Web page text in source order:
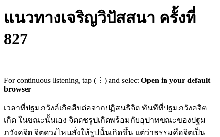
แนวทางเจริญวิปัสสนา ครั้งที่
827
For continuous listening, tap (⋮) and select Open in your default
browser
เวลาที่ปฐมภวังค์เกิดสืบต่อจากปฏิสนธิจิต ทันทีที่ปฐมภวังคจิต
เกิด ในขณะนั้นเอง จิตตชรูปเกิดพร้อมกับอุปาทขณะของปฐม
ภวังคจิต จิตดวงไหนสั่งให้รูปนั้นเกิดขึ้น แต่ว่าธรรมคือจิตเป็น